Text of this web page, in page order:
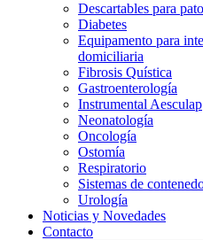
Descartables para
Diabetes
Equipamento para
domiciliaria
Fibrosis Quística
Gastroenterología
Instrumental Aesculap
Neonatología
Oncología
Ostomía
Respiratorio
Sistemas de
Urología
Noticias y Novedades
Contacto